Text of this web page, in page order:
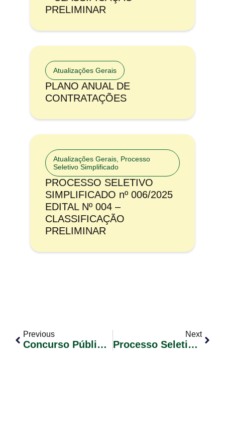
PRELIMINAR
Atualizações Gerais
PLANO ANUAL DE
CONTRATAÇÕES
Atualizações Gerais Processo
Seletivo Simplificado
PROCESSO SELETIVO
SIMPLIFICADO nº 006/2025
EDITAL Nº 004 –
CLASSIFICAÇÃO
PRELIMINAR
Previous
Concurso Público 02/2023 Convocação De Candidatos Classificados. Edital Nº 48.
Next
Processo Seletivo Simplificado Nº 002/2025. Edital Nº 004.